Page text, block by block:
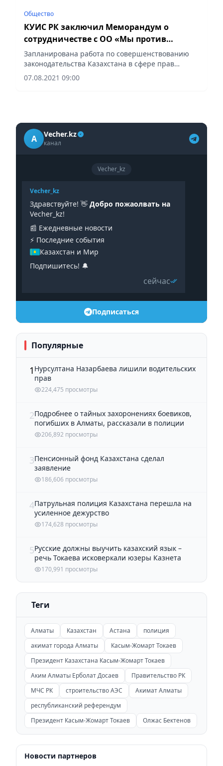
Общество
КУИС РК заключил Меморандум о
сотрудничестве с ОО «Мы против
пыток»
Запланирована работа по совершенствованию
законодательства Казахстана в сфере прав
заключенных.
07.08.2021 09:00
A Vecher.kz
канал
Vecher_kz
Vecher_kz
Здравствуйте! 👋 Добро пожаолвать на
Vecher_kz!
📰 Ежедневные новости
⚡️ Последние события
Казахстан и Мир
Подпишитесь! 🔔
сейчас
Подписаться
Популярные
1 Нурсултана Назарбаева лишили водительских
прав
224,475 просмотры
2Подробнее о тайных захоронениях боевиков,
погибших в Алматы, рассказали в полиции
206,892 просмотры
3Пенсионный фонд Казахстана сделал
заявление
186,606 просмотры
4Патрульная полиция Казахстана перешла на
усиленное дежурство
174,628 просмотры
5Русские должны выучить казахский язык –
речь Токаева исковеркали юзеры Казнета
170,991 просмотры
Теги
Алматы Казахстан Астана
полиция
акимат города Алматы
Касым-Жомарт Токаев
Президент Казахстана Касым-Жомарт Токаев
Аким Алматы Ерболат Досаев
Правительство РК
МЧС РК
строительство АЭС
Акимат Алматы
республиканский референдум
Президент Касым-Жомарт Токаев
Олжас Бектенов
Новости партнеров